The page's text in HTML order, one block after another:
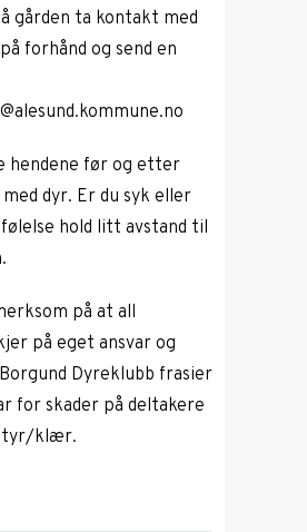
gården ta kontakt med
forhånd og send en
hendene før og etter
dyr. Er du syk eller
hold litt avstand til
på at all
på eget ansvar og
Dyreklubb frasier
for skader på deltakere
klær.